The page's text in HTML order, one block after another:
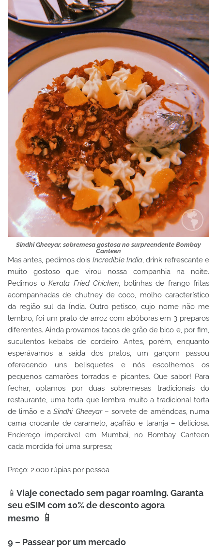
Sindhi Gheeyar, sobremesa gostosa no surpreendente Bombay
Canteen
Mas antes, pedimos dois Incredible India, drink refrescante e
muito gostoso que virou nossa companhia na noite.
Pedimos o Kerala Fried Chicken, bolinhas de frango fritas
acompanhadas de chutney de coco, molho característico
da região sul da Índia. Outro petisco, cujo nome não me
lembro, foi um prato de arroz com abóboras em 3 preparos
diferentes. Ainda provamos tacos de grão de bico e, por fim,
suculentos kebabs de cordeiro. Antes, porém, enquanto
esperávamos a saída dos pratos, um garçom passou
oferecendo uns belisquetes e nós escolhemos os
pequenos camarões torrados e picantes. Que sabor! Para
fechar, optamos por duas sobremesas tradicionais do
restaurante, uma torta que lembra muito a tradicional torta
de limão e aSindhi Gheeyar – sorvete de amêndoas, numa
cama crocante de caramelo, açafrão e laranja – deliciosa.
Endereço imperdível em Mumbai, no Bombay Canteen
cada mordida foi uma surpresa;
Preço: 2.000 rúpias por pessoa
📱 Viaje conectado sem pagar roaming. Garanta
seu eSIM com 10% de desconto agora
mesmo 📱
9 – Passear por um mercado